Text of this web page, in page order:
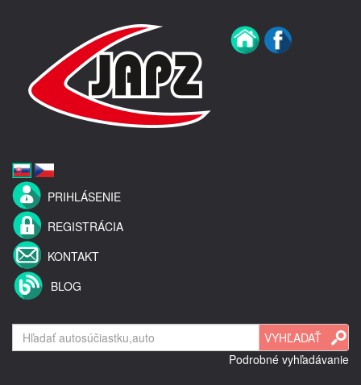
PRIHLÁSENIE
REGISTRÁCIA
KONTAKT
BLOG
Podrobné vyhľadávanie